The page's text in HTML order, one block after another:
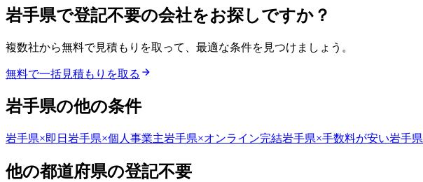
岩手県で登記不要の会社をお探しですか？
複数社から無料で見積もりを取って、最適な条件を見つけましょう。
無料で一括見積もりを取る
岩手県の他の条件
岩手県×即日 岩手県×個人事業主岩手県×オンライン完結岩手県×手数料が安い岩手県
他の都道府県の登記不要